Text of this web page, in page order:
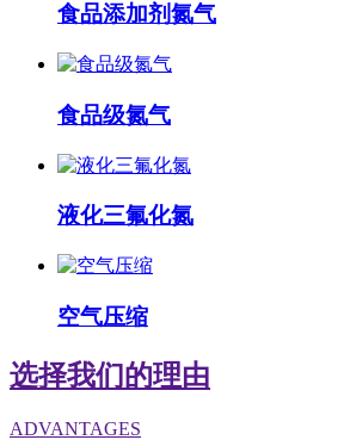
食品添加剂氮气
食品级氮气
液化三氟化氮
空气压缩
选择我们的理由
ADVANTAGES